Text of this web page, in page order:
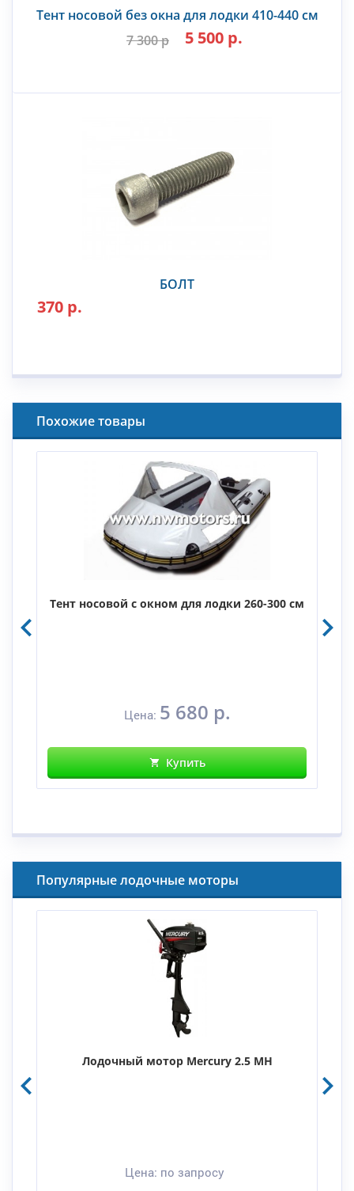
Тент носовой без окна для лодки 410-440 см
7 300 р
5 500 р.
БОЛТ
370 р.
Похожие товары
Тент носовой с окном для лодки 260-300 см
Цена: 5 680 р.
Купить
Популярные лодочные моторы
Лодочный мотор Mercury 2.5 MH
Цена: по запросу